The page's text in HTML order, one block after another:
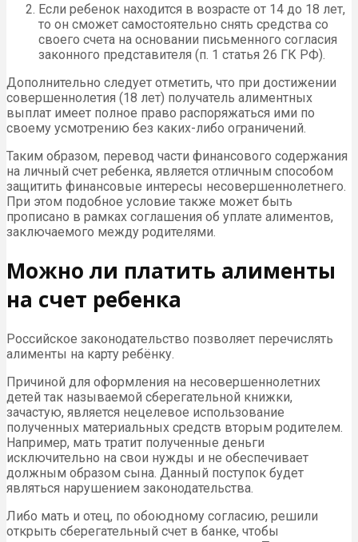
Если ребенок находится в возрасте от 14 до 18 лет,
то он сможет самостоятельно снять средства со
своего счета на основании письменного согласия
законного представителя (п. 1 статья 26 ГК РФ).
Дополнительно следует отметить, что при достижении
совершеннолетия (18 лет) получатель алиментных
выплат имеет полное право распоряжаться ими по
своему усмотрению без каких-либо ограничений.
Таким образом, перевод части финансового содержания
на личный счет ребенка, является отличным способом
защитить финансовые интересы несовершеннолетнего.
При этом подобное условие также может быть
прописано в рамках соглашения об уплате алиментов,
заключаемого между родителями.
Можно ли платить алименты
на счет ребенка
Российское законодательство позволяет перечислять
алименты на карту ребёнку.
Причиной для оформления на несовершеннолетних
детей так называемой сберегательной книжки,
зачастую, является нецелевое использование
полученных материальных средств вторым родителем.
Например, мать тратит полученные деньги
исключительно на свои нужды и не обеспечивает
должным образом сына. Данный поступок будет
являться нарушением законодательства.
Либо мать и отец, по обоюдному согласию, решили
открыть сберегательный счет в банке, чтобы